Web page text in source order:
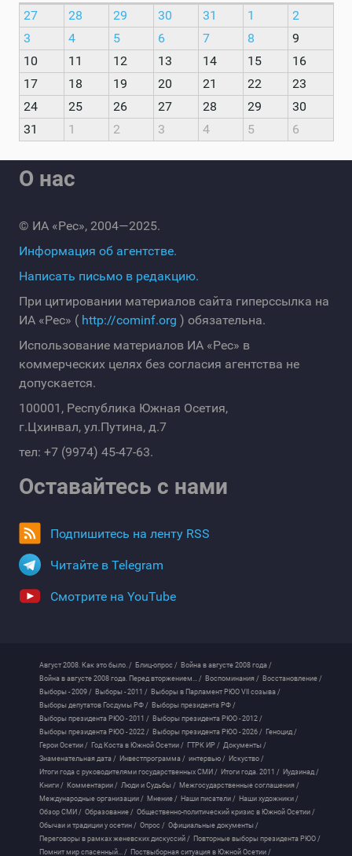
27
28 29 30 31 1
2
3
4 5 6 7 8
9
10
11 12 13 14 15
16
17
18 19 20 21 22
23
24
25 26 27 28 29
30
31
1 2 3 4 5 6
О нас
© ИА «Рес», 2004—2025.
Информация об агентстве.
Написать письмо в редакцию.
При цитировании материалов сайта гиперссылка на
ИА «Рес» ( http://cominf.org ) обязательна.
Использование материалов ИА «Рес» в
коммерческих целях без согласия агентства не
допускается.
100001, Республика Южная Осетия,
г.Цхинвал, ул.Путина, д.7
тел: +7 (9974) 45-47-63.
Оставайтесь с нами
Подпишитесь на ленту RSS
Читайте в Telegram
Смотрите на YouTube
Август 2008. Как это было. / Блиц-опрос / Война в августе 2008 года /
Война в августе 2008 года. Перед вторжением... / Воспоминания / Восстановление /
Выборы - 2009 / Выборы - 2011 / Выборы в Парламент РЮО VII созыва /
Выборы депутатов Госдумы РФ / Выборы президента РФ /
Выборы президента РЮО - 2011 / Выборы президента РЮО - 2012 /
Выборы президента РЮО - 2022 / Выборы президента РЮО - 2026 / Геноцид /
Герои Осетии / Год Коста в Южной Осетии / ГТРК ИР / Документы /
Знаменательная дата / Инвестпрограмма / интервью / Искуство /
Итоги года с руководителями государственных СМИ / Итоги года. 2011 / Иудзинад /
Книги / Комментарии / Люди и Судьбы / Межгосударственные соглашения /
Международные организации / Мнение / Наши писатели / Наши художники /
Обзор СМИ / Образование / Общественно-политический кризис в Южной Осетии /
Обычаи и традиции у осетин / Опрос / Официальные документы /
Переговоры в рамках женевских дискуссий / Повторные выборы президента РЮО /
Помнит мир спасенный... / Поствыборная ситуация в Южной Осетии /